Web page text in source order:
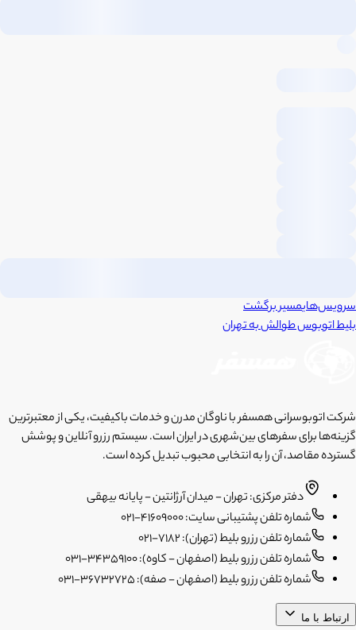
سرویس‌هایمسیر برگشت
بلیط اتوبوسطوالشبهتهران
شرکت اتوبوسرانی همسفر با ناوگان مدرن و خدمات باکیفیت، یکی از معتبرترین
گزینه‌ها برای سفرهای بین‌شهری در ایران است. سیستم رزرو آنلاین و پوشش
گسترده مقاصد، آن را به انتخابی محبوب تبدیل کرده است.
دفتر مرکزی: تهران - میدان آرژانتین - پایانه بیهقی
شماره تلفن پشتیبانی سایت: 41609000-021
شماره تلفن رزرو بلیط (تهران): 7182-021
شماره تلفن رزرو بلیط (اصفهان - کاوه): 34359100-031
شماره تلفن رزرو بلیط (اصفهان - صفه): 36732725-031
ارتباط با ما